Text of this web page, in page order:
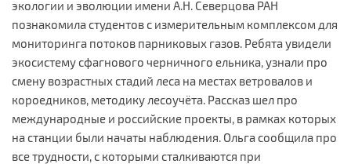
экологии и эволюции имени А.Н. Северцова РАН
познакомила студентов с измерительным комплексом для
мониторинга потоков парниковых газов. Ребята увидели
экосистему сфагнового черничного ельника, узнали про
смену возрастных стадий леса на местах ветровалов и
короедников, методику лесоучёта. Рассказ шел про
международные и российские проекты, в рамках которых
на станции были начаты наблюдения. Ольга сообщила про
все трудности, с которыми сталкиваются при